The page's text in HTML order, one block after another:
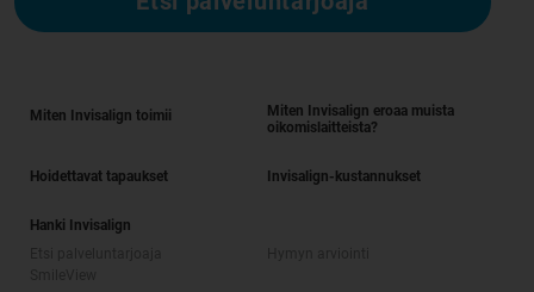
Miten Invisalign toimii
Miten Invisalign eroaa muista
oikomislaitteista?
Hoidettavat tapaukset Invisalign-kustannukset
Hanki Invisalign